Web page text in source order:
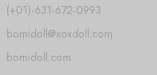
(+01)-631-672-0993
bomidoll@xoxdoll.com
bomidoll.com